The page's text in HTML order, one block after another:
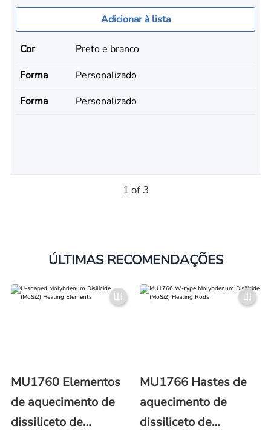
Adicionar à lista
Cor
Preto e branco
Forma
Personalizado
Forma
Personalizado
1 of 3
ÚLTIMAS RECOMENDAÇÕES
MU1760 Elementos
de aquecimento de
dissiliceto de
MU1766 Hastes de
aquecimento de
dissiliceto de